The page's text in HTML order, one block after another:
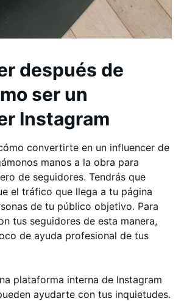
después de
ser un
Instagram
convertirte en un influencer de
manos a la obra para
de seguidores. Tendrás que
el tráfico que llega a tu página
de tu público objetivo. Para
tus seguidores de esta manera,
de ayuda profesional de tus
plataforma interna de Instagram
ayudarte con tus inquietudes.